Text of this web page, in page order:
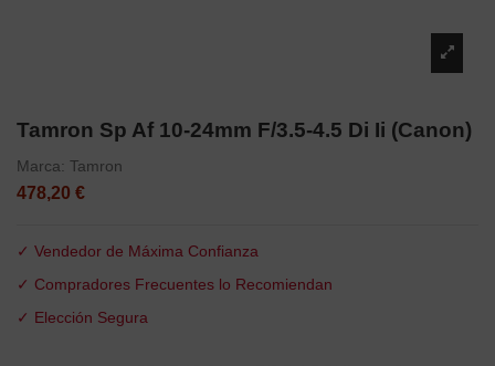
Tamron Sp Af 10-24mm F/3.5-4.5 Di Ii (Canon)
Marca: Tamron
478,20 €
✓ Vendedor de Máxima Confianza
✓ Compradores Frecuentes lo Recomiendan
✓ Elección Segura